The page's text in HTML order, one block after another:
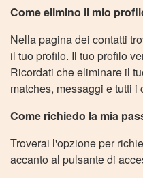
Come elimino il mio
Nella pagina dei contatti
il tuo profilo. Il tuo profilo
Ricordati che eliminare il
matches, messaggi e tutti i
Come richiedo la mia
Troverai l'opzione per
accanto al pulsante di